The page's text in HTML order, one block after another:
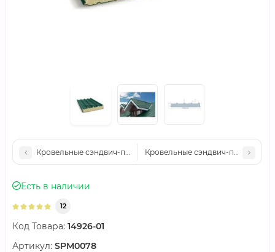
Кровельные сэндвич-панели пенополиизоцианурат,
Кровельные сэндвич-панели
Есть в наличии
12
Код Товара: 14926-01
Артикул: SPM0078